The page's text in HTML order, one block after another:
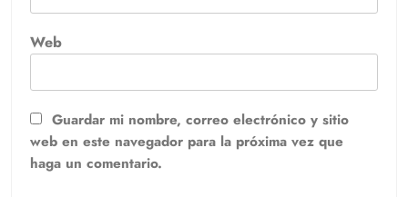
Web
Guardar mi nombre, correo electrónico y sitio
web en este navegador para la próxima vez que
haga un comentario.